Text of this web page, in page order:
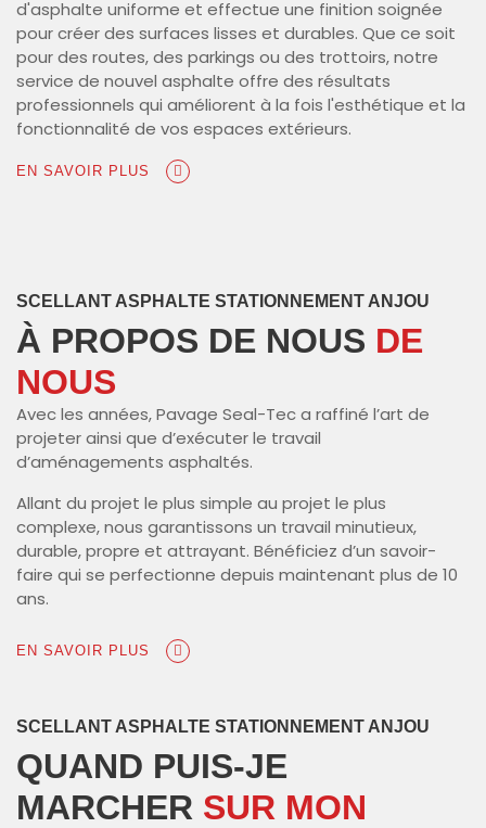
d'asphalte uniforme et effectue une finition soignée
pour créer des surfaces lisses et durables. Que ce soit
pour des routes, des parkings ou des trottoirs, notre
service de nouvel asphalte offre des résultats
professionnels qui améliorent à la fois l'esthétique et la
fonctionnalité de vos espaces extérieurs.
EN SAVOIR PLUS
SCELLANT ASPHALTE STATIONNEMENT ANJOU
À PROPOS DE NOUS DE
NOUS
Avec les années, Pavage Seal-Tec a raffiné l’art de
projeter ainsi que d’exécuter le travail
d’aménagements asphaltés.
Allant du projet le plus simple au projet le plus
complexe, nous garantissons un travail minutieux,
durable, propre et attrayant. Bénéficiez d’un savoir-
faire qui se perfectionne depuis maintenant plus de 10
ans.
EN SAVOIR PLUS
SCELLANT ASPHALTE STATIONNEMENT ANJOU
QUAND PUIS-JE
MARCHER SUR MON